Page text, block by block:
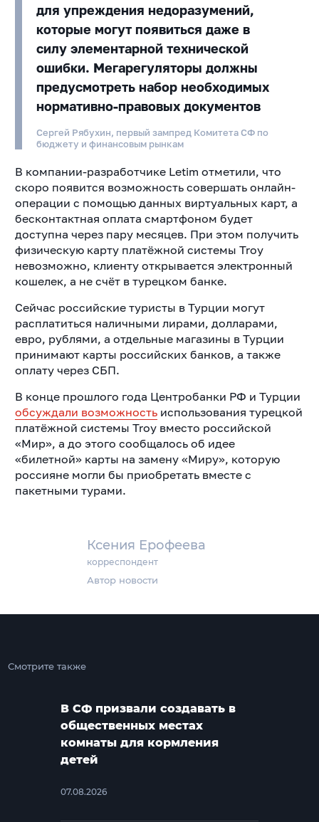
Ксения Ерофеева
корреспондент
Автор новости
для упреждения недоразумений,
которые могут появиться даже в
силу элементарной технической
ошибки. Мегарегуляторы должны
предусмотреть набор необходимых
нормативно-правовых документов
Сергей Рябухин, первый зампред Комитета СФ по
бюджету и финансовым рынкам
В компании-разработчике Letim отметили, что
скоро появится возможность совершать онлайн-
операции с помощью данных виртуальных карт, а
бесконтактная оплата смартфоном будет
доступна через пару месяцев. При этом получить
физическую карту платёжной системы Troy
невозможно, клиенту открывается электронный
кошелек, а не счёт в турецком банке.
Сейчас российские туристы в Турции могут
расплатиться наличными лирами, долларами,
евро, рублями, а отдельные магазины в Турции
принимают карты российских банков, а также
оплату через СБП.
В конце прошлого года Центробанки РФ и Турции
обсуждали возможностьиспользования турецкой
платёжной системы Troy вместо российской
«Мир», а до этого сообщалось об идее
«билетной» карты на замену «Миру», которую
россияне могли бы приобретать вместе с
пакетными турами.
Смотрите также
В СФ призвали создавать в
общественных местах
комнаты для кормления
детей
07.08.2026